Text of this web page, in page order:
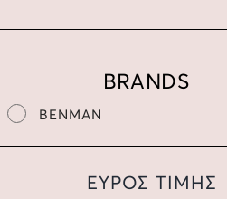
BRANDS
BENMAN
ΕΥΡΟΣ ΤΙΜΗΣ